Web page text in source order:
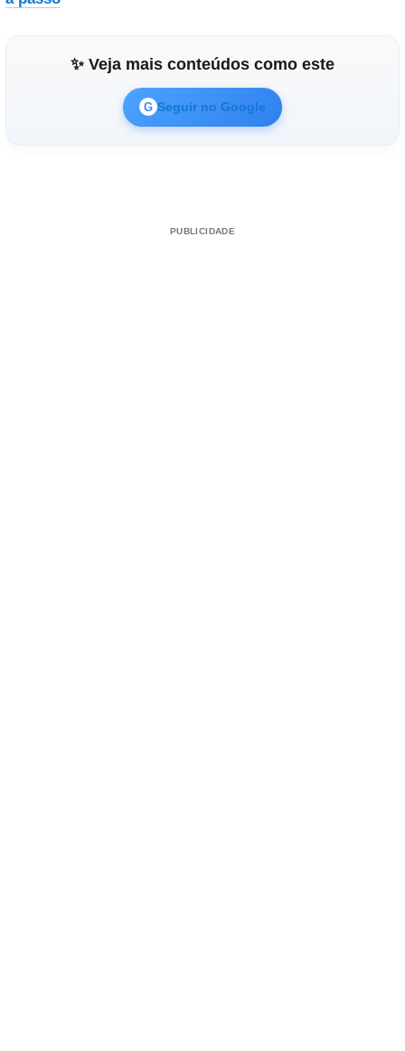
✨ Veja mais conteúdos como este
G Seguir no Google
PUBLICIDADE